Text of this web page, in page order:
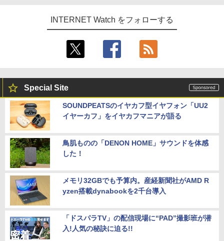
INTERNET Watch をフォローする
Special Site
SOUNDPEATSのイヤカフ型イヤフォン「UU2
イヤーカフ」をイヤカフマニアが語る
鳥肌ものの「DENON HOME」サウンドを体感
した！
メモリ32GBでも予算内。産経新聞社がAMD R
yzen搭載dynabookを2千台導入
「ドスパラTV」の配信現場に“PAD”撮影班が潜
入!人気の秘訣に迫る!!